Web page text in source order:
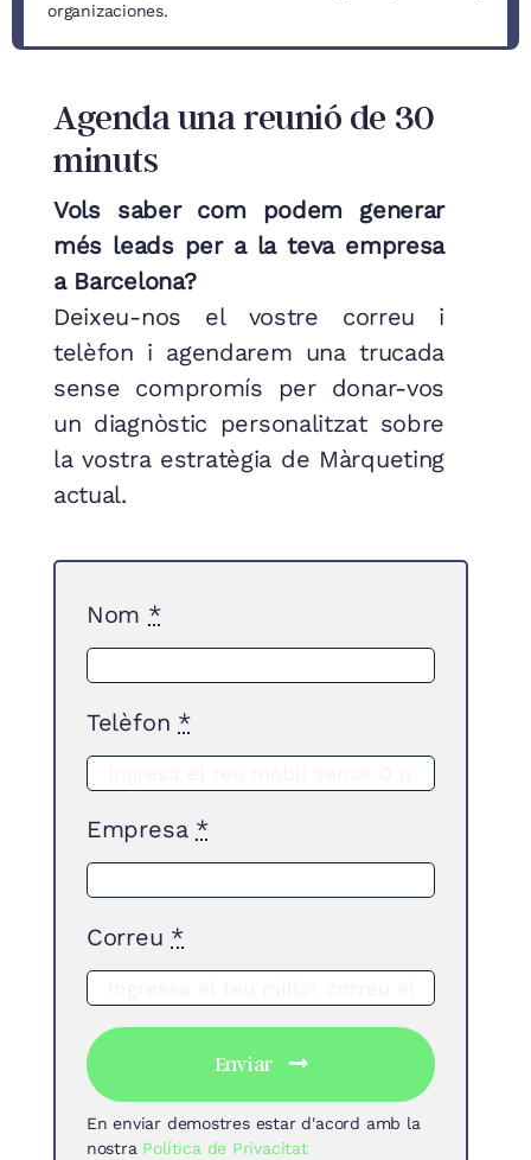
organizaciones.
Agenda una reunió de 30
minuts
Vols saber com podem generar
més leads per a la teva empresa
a Barcelona?
Deixeu-nos el vostre correu i
telèfon i agendarem una trucada
sense compromís per donar-vos
un diagnòstic personalitzat sobre
la vostra estratègia de Màrqueting
actual.
Nom *
Telèfon *
Empresa *
Correu *
Enviar
En enviar demostres estar d'acord amb la
nostra Política de Privacitat